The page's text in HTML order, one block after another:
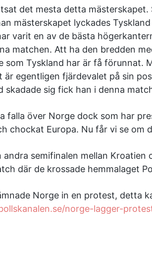
det mesta detta mästerskapet.
mästerskapet lyckades
varit en av de bästa
matchen. Att ha den bredden
som Tyskland har är få förunnat.
är egentligen fjärdevalet på sin
skadade sig fick han i denna
falla över Norge dock som har
chockat Europa. Nu får vi se om
andra semifinalen mellan
där de krossade hemmalaget
Norge in en protest, detta
norge-lagger-